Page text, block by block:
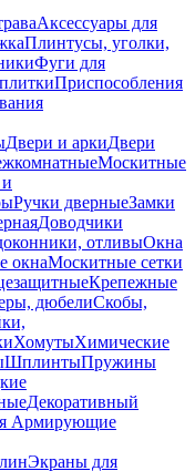
Аксессуары для
Плинтусы, уголки,
Фуги для
Приспособления
Двери и аркиДвери
Москитные
Ручки дверныеЗамки
Доводчики
отливыОкна
окнаМоскитные сетки
Крепежные
дюбелиСкобы,
ХомутыХимические
ШплинтыПружины
Декоративный
Армирующие
Экраны для